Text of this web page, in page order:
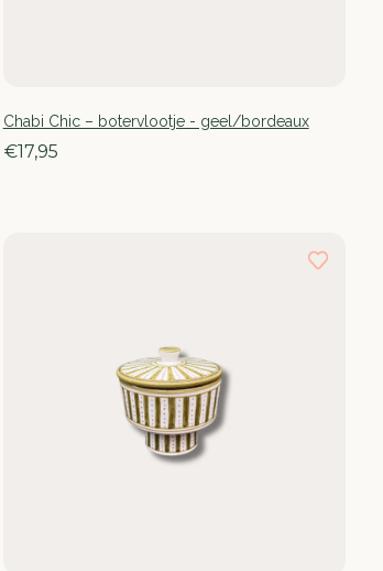
Chabi Chic – botervlootje - geel/bordeaux
€17,95